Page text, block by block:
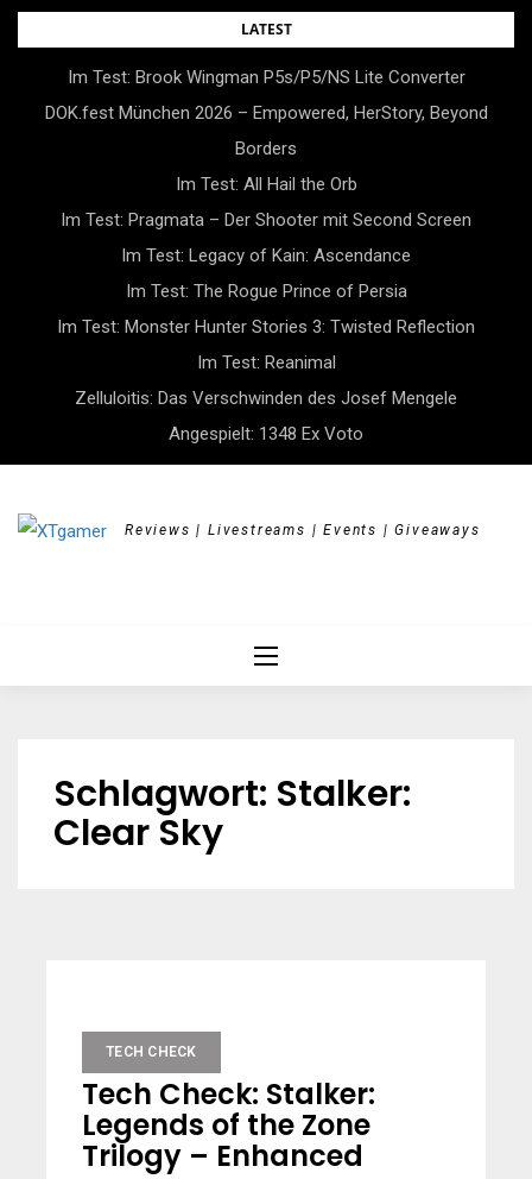
Skip
LATEST
Im Test: Brook Wingman P5s/P5/NS Lite Converter
DOK.fest München 2026 – Empowered, HerStory, Beyond
Borders
Im Test: All Hail the Orb
Im Test: Pragmata – Der Shooter mit Second Screen
Im Test: Legacy of Kain: Ascendance
Im Test: The Rogue Prince of Persia
Im Test: Monster Hunter Stories 3: Twisted Reflection
Im Test: Reanimal
Zelluloitis: Das Verschwinden des Josef Mengele
Angespielt: 1348 Ex Voto
Reviews | Livestreams | Events | Giveaways
Schlagwort: Stalker:
Clear Sky
TECH CHECK
Tech Check: Stalker:
Legends of the Zone
Trilogy – Enhanced